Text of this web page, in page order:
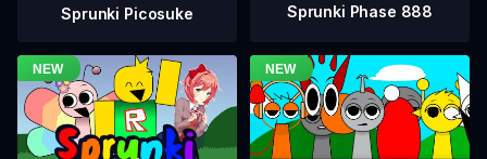
Sprunki Picosuke Sprunki Phase 888